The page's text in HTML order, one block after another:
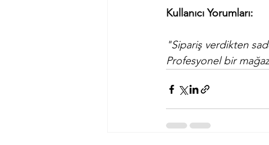
Kullanıcı Yorumları:
"Sipariş verdikten
Profesyonel bir